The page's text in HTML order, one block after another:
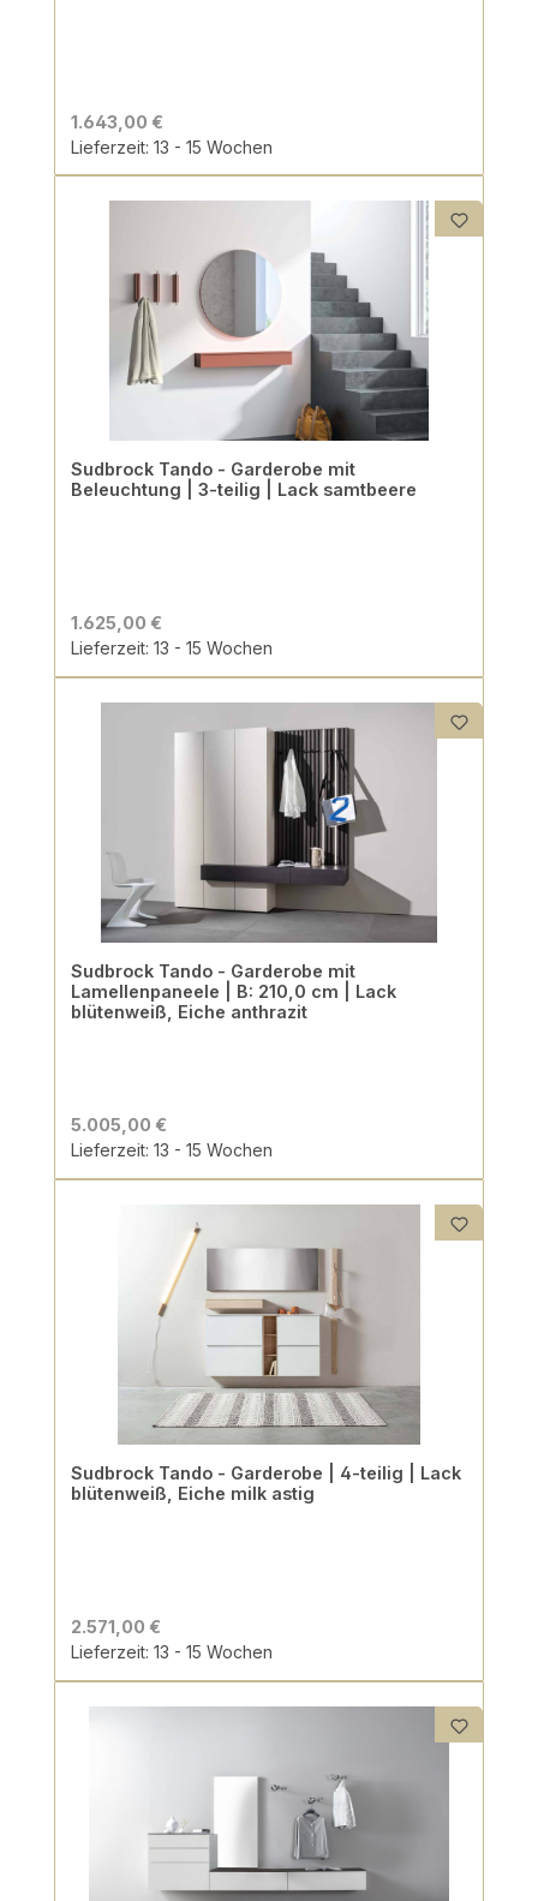
1.643,00 €
Lieferzeit: 13 - 15 Wochen
Sudbrock Tando - Garderobe mit
Beleuchtung | 3-teilig | Lack samtbeere
1.625,00 €
Lieferzeit: 13 - 15 Wochen
Sudbrock Tando - Garderobe mit
Lamellenpaneele | B: 210,0 cm | Lack
blütenweiß, Eiche anthrazit
5.005,00 €
Lieferzeit: 13 - 15 Wochen
Sudbrock Tando - Garderobe | 4-teilig | Lack
blütenweiß, Eiche milk astig
2.571,00 €
Lieferzeit: 13 - 15 Wochen